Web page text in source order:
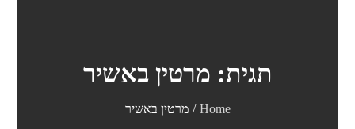
תגית: מרטין באשיר
Home מרטין באשיר